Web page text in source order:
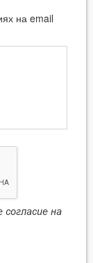
на email
на